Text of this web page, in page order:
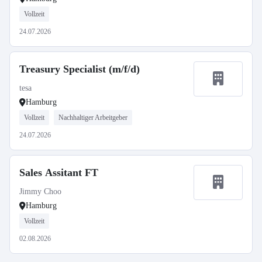
Vollzeit
24.07.2026
Treasury Specialist (m/f/d)
tesa
Hamburg
Vollzeit Nachhaltiger Arbeitgeber
24.07.2026
Sales Assitant FT
Jimmy Choo
Hamburg
Vollzeit
02.08.2026